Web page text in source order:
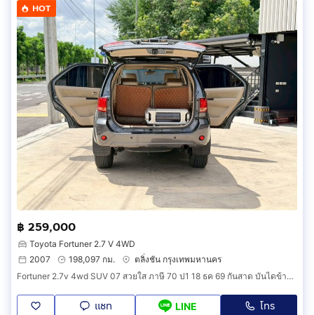
HOT
฿ 259,000
Toyota Fortuner 2.7 V 4WD
2007
198,097 กม.
ตลิ่งชัน กรุงเทพมหานคร
Fortuner 2.7v 4wd SUV 07 สวยใส ภาษี 70 ป1 18 ธค 69 กันสาด บันไดข้าง ล้อ Max สปอยเลอร์หลัง พรม 5D ชุดเครื่องเสียง ซับ จอ กล้อง ฯ
แชท LINE โทร